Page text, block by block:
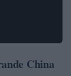
China